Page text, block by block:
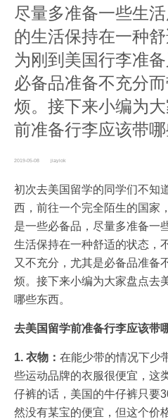
尽量多准备一些生
的生活保持在一种
为刚到美国行李准
必备品准备不充分
烦。接下来小编为
前准备行李应该带哪
2019-05-08 jiayiok
初次去美国留学的同学们不知
西，前往一个完全陌生的国家
是一些必备品，尽量多准备一
生活保持在一种舒适的状态，
又不充分，尤其是必备品准备
烦。接下来小编为大家盘点去
哪些东西。
去美国留学前准备行李应该带
1. 衣物： 在能少带的情况下少
些运动品牌的衣服很便宜，这
仔裤的话，美国的牛仔裤只要
然没有某宝的便宜，但这个价